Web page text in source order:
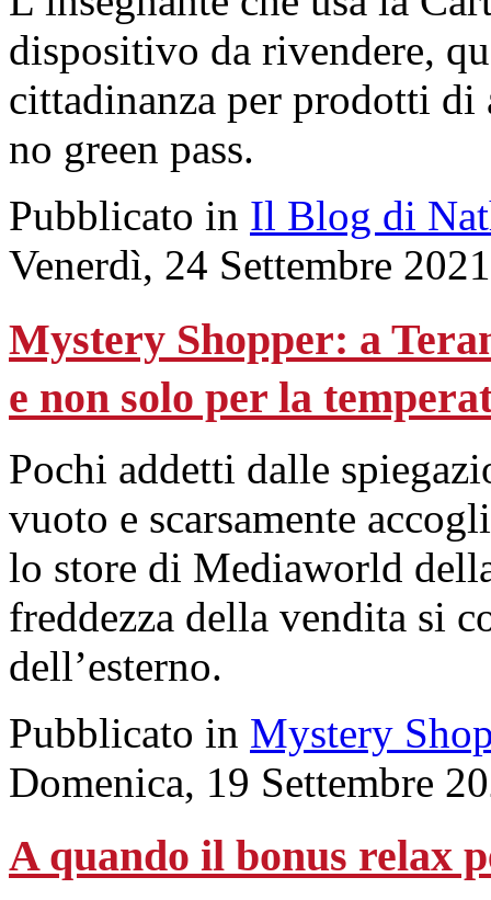
dispositivo da rivendere,
cittadinanza per prodotti di
no green pass.
Pubblicato in Il Blog di
Venerdì, 24 Settembre
Mystery Shopper: a
e non solo per la
Pochi addetti dalle
vuoto e scarsamente
lo store di Mediaworld
freddezza della vendita si
dell’esterno.
Pubblicato in Mystery
Domenica, 19 Settembre
A quando il bonus relax